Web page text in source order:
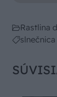
Rastlina
slnečnica